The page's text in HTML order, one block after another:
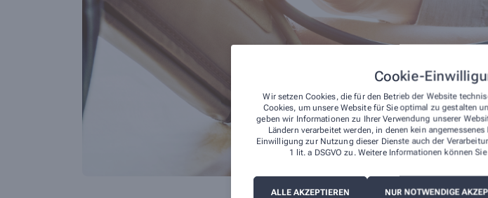
Cookie-
Wir setzen Cookies, die für den Betrieb der Website
Cookies, um unsere Website für Sie optimal zu gestalten
geben wir Informationen zu Ihrer Verwendung unserer
Ländern verarbeitet werden, in denen kein
Einwilligung zur Nutzung dieser Dienste auch der
1 lit. a DSGVO zu. Weitere Informationen können
ALLE AKZEPTIEREN NUR NOTWENDIGE